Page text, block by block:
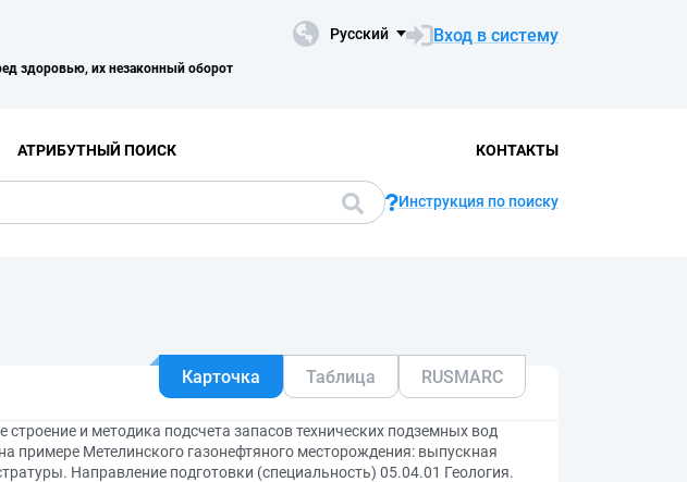
здоровью, их незаконный оборот
Русский Вход в систему
АТРИБУТНЫЙ ПОИСК КОНТАКТЫ
Инструкция по поиску
Карточка Таблица RUSMARC
строение и методика подсчета запасов технических подземных вод
примере Метелинского газонефтяного месторождения: выпускная
Направление подготовки (специальность) 05.04.01 Геология.